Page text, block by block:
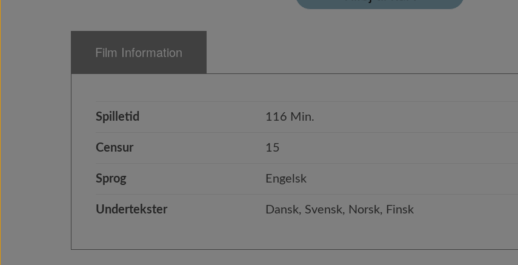
Film Information
Spilletid 116 Min.
Censur 15
Sprog Engelsk
Undertekster Dansk, Svensk, Norsk, Finsk